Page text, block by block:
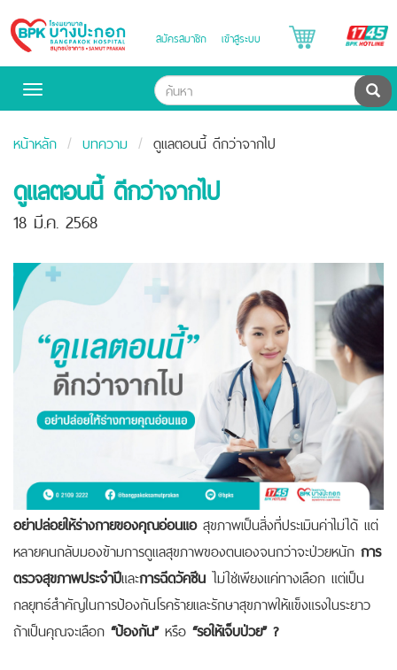
Bangpakok
Hospital
สมัครสมาชิก เข้าสู่ระบบ
Toggle
ค้น
หน้าหลัก บทความ ดูแลตอนนี้ ดีกว่าจากไป
ดูแลตอนนี้ ดีกว่าจากไป
18 มี.ค. 2568
อย่าปล่อยให้ร่างกายของคุณอ่อนแอ สุขภาพเป็นสิ่งที่ประเมินค่าไม่ได้ แต่
หลายคนกลับมองข้ามการดูแลสุขภาพของตนเองจนกว่าจะป่วยหนัก การ
ตรวจสุขภาพประจำปีและการฉีดวัคซีน ไม่ใช่เพียงแค่ทางเลือก แต่เป็น
กลยุทธ์สำคัญในการป้องกันโรคร้ายและรักษาสุขภาพให้แข็งแรงในระยาว
ถ้าเป็นคุณจะเลือก “ป้องกัน”หรือ “รอให้เจ็บป่วย” ?